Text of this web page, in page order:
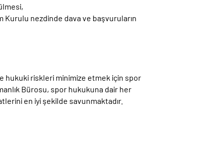
Kurulu nezdinde dava ve başvuruların
hukuki riskleri minimize etmek için spor
Bürosu, spor hukukuna dair her
en iyi şekilde savunmaktadır.